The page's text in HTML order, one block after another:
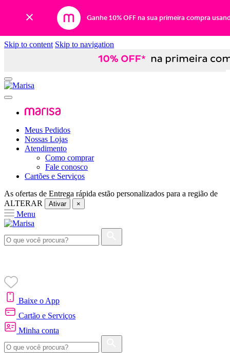
Ganhe 10% OFF na sua primeira compra
Skip to content Skip to navigation
Meus Pedidos
Nossas Lojas
Atendimento
Como comprar
Fale conosco
Cartões e Serviços
As ofertas de Entrega rápida estão personalizados para a região de
ALTERAR
Ativar ×
Menu
Baixe o App
Cartão e Serviços
Minha conta